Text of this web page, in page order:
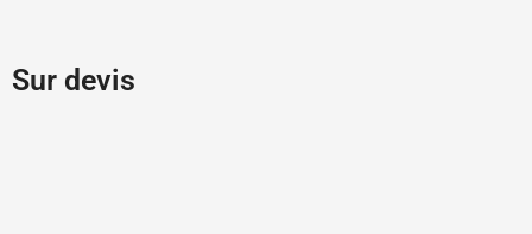
Sur devis